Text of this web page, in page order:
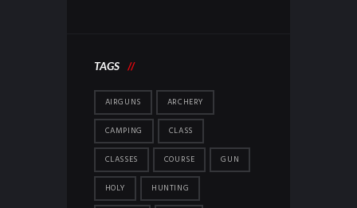
TAGS
AIRGUNS ARCHERY
CAMPING CLASS
CLASSES COURSE GUN
HOLY HUNTING